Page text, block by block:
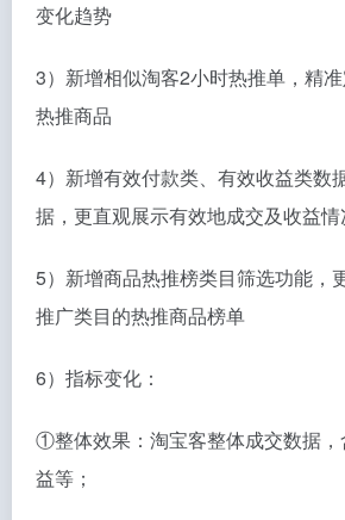
变化趋势
3）新增相似淘客2小时热推单，精
热推商品
4）新增有效付款类、有效收益类数
据，更直观展示有效地成交及收益情
5）新增商品热推榜类目筛选功能，
推广类目的热推商品榜单
6）指标变化：
①整体效果：淘宝客整体成交数据，
益等；